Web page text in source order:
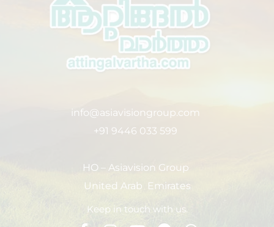
info@asiavisiongroup.com
+91 9446 033 599
HO – Asiavision Group
United Arab Emirates
Keep in touch with us.